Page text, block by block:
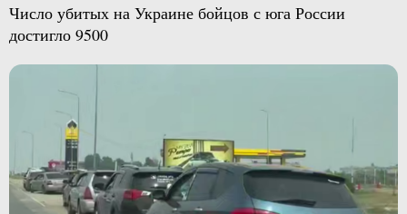
Число убитых на Украине бойцов с юга России
достигло 9500